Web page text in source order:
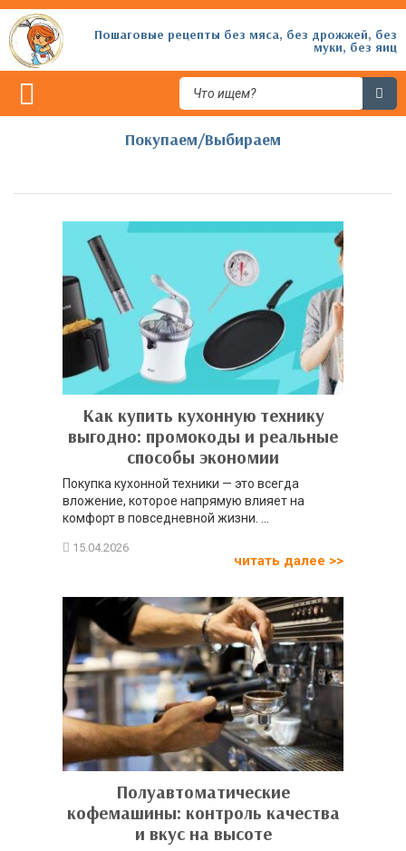
Пошаговые рецепты без мяса, без дрожжей, без
муки, без яиц
Покупаем/Выбираем
Как купить кухонную технику
выгодно: промокоды и реальные
способы экономии
Покупка кухонной техники — это всегда
вложение, которое напрямую влияет на
комфорт в повседневной жизни. ...
читать далее >>
Полуавтоматические
кофемашины: контроль качества
и вкус на высоте